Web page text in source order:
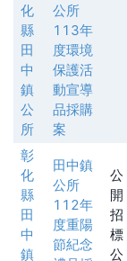
化
縣
田
中
鎮
公
所
公所
113年
度環境
保護活
動宣導
品採購
案
彰
化
縣
田
中
鎮
田中鎮
公所
112年
度重陽
節紀念
公
開
招
標
公